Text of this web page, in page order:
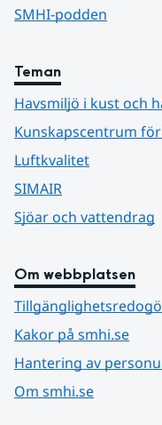
SMHI-podden
Teman
Havsmiljö i kust och
Kunskapscentrum
Luftkvalitet
SIMAIR
Sjöar och vattendrag
Om webbplatsen
Kakor på smhi.se
Hantering av
Om smhi.se